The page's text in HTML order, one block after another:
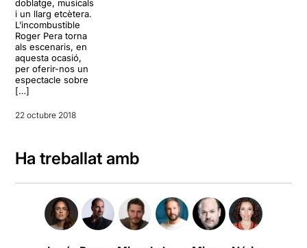
doblatge, musicals
i un llarg etcètera.
L’incombustible
Roger Pera torna
als escenaris, en
aquesta ocasió,
per oferir-nos un
espectacle sobre
[…]
22 octubre 2018
Ha treballat amb